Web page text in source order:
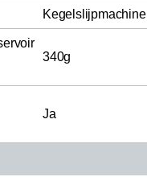
Kegelslijpmachine
340g
Ja